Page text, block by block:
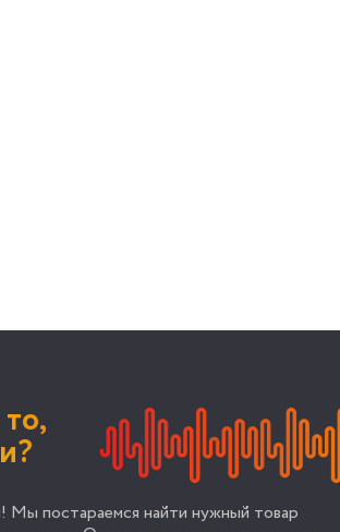
Мы постараемся найти нужный товар